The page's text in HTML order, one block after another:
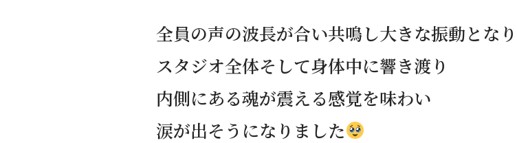
全員の声の波長が合い共鳴し大きな振動となり
スタジオ全体そして身体中に響き渡り
内側にある魂が震える感覚を味わい
涙が出そうになりました